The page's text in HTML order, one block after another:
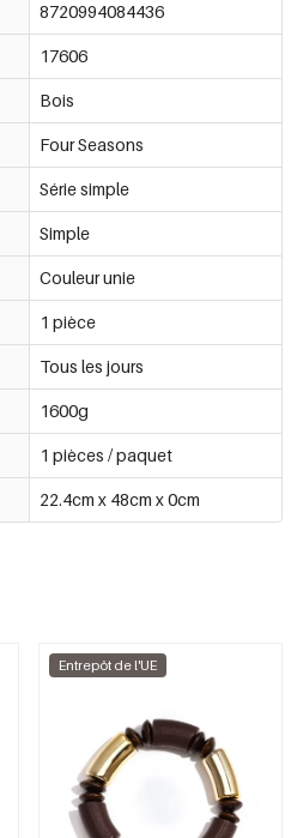
8720994084436
17606
Bois
Four Seasons
Série simple
Simple
Couleur unie
1 pièce
Tous les jours
1600g
1 pièces / paquet
22.4cm x 48cm x 0cm
Entrepôt de l'UE